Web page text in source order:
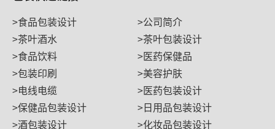
>食品包装设计
>公司简介
>茶叶酒水
>茶叶包装设计
>食品饮料
>医药保健品
>包装印刷
>美容护肤
>电线电缆
>医药包装设计
>保健品包装设计
>日用品包装设计
>酒包装设计
>化妆品包装设计